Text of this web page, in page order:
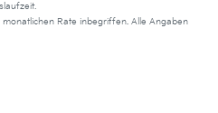
Rate inbegriffen. Alle Angaben